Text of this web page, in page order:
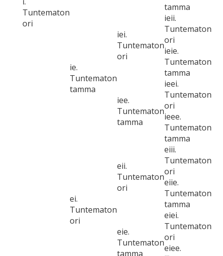
Tuntematon
ori
tamma
ie.
Tuntematon
tamma
iei.
Tuntematon
ori
ieii.
Tuntematon
ori
ieie.
Tuntematon
tamma
iee.
Tuntematon
tamma
ieei.
Tuntematon
ori
ieee.
Tuntematon
tamma
ei.
Tuntematon
ori
eii.
Tuntematon
ori
eiii.
Tuntematon
ori
eiie.
Tuntematon
tamma
eie.
Tuntematon
tamma
eiei.
Tuntematon
ori
eiee.